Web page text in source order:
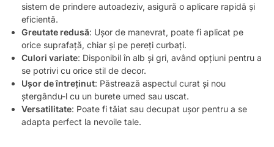
sistem de prindere autoadeziv, asigură o aplicare rapidă și
eficientă.
Greutate redusă: Ușor de manevrat, poate fi aplicat pe
orice suprafață, chiar și pe pereți curbați.
Culori variate: Disponibil în alb și gri, având opțiuni pentru a
se potrivi cu orice stil de decor.
Ușor de întreținut: Păstrează aspectul curat și nou
ștergându-l cu un burete umed sau uscat.
Versatilitate: Poate fi tăiat sau decupat ușor pentru a se
adapta perfect la nevoile tale.